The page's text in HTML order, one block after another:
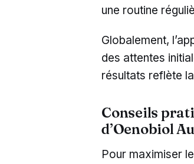
une routine
Globalement,
des attentes
résultats reflète
Conseils
d’Oenobiol
Pour maximiser